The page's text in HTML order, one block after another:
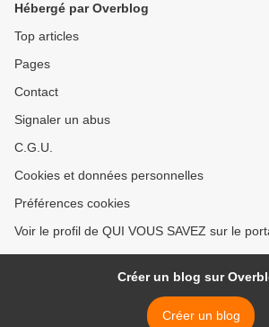
Hébergé par Overblog
Top articles
Pages
Contact
Signaler un abus
C.G.U.
Cookies et données personnelles
Préférences cookies
Voir le profil de QUI VOUS SAVEZ sur le
Créer un blog sur
Créer un blog